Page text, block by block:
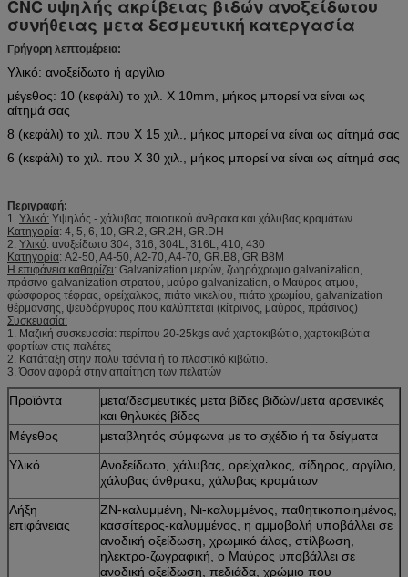
CNC υψηλής ακρίβειας βιδών ανοξείδωτου
συνήθειας μετα δεσμευτική κατεργασία
Γρήγορη λεπτομέρεια:
Υλικό: ανοξείδωτο ή αργίλιο
μέγεθος: 10 (κεφάλι) το χιλ. Χ 10mm, μήκος μπορεί να είναι ως
αίτημά σας
8 (κεφάλι) το χιλ. που Χ 15 χιλ., μήκος μπορεί να είναι ως αίτημά σας
6 (κεφάλι) το χιλ. που Χ 30 χιλ., μήκος μπορεί να είναι ως αίτημά σας
Περιγραφή:
1. Υλικό: Υψηλός - χάλυβας ποιοτικού άνθρακα και χάλυβας κραμάτων
Κατηγορία: 4, 5, 6, 10, GR.2, GR.2H, GR.DH
2. Υλικό: ανοξείδωτο 304, 316, 304L, 316L, 410, 430
Κατηγορία: A2-50, A4-50, A2-70, A4-70, GR.B8, GR.B8M
Η επιφάνεια καθαρίζει: Galvanization μερών, ζωηρόχρωμο galvanization,
πράσινο galvanization στρατού, μαύρο galvanization, ο Μαύρος ατμού,
φώσφορος τέφρας, ορείχαλκος, πιάτο νικελίου, πιάτο χρωμίου, galvanization
θέρμανσης, ψευδάργυρος που καλύπτεται (κίτρινος, μαύρος, πράσινος)
Συσκευασία:
1. Μαζική συσκευασία: περίπου 20-25kgs ανά χαρτοκιβώτιο, χαρτοκιβώτια
φορτίων στις παλέτες
2. Κατάταξη στην πολυ τσάντα ή το πλαστικό κιβώτιο.
3. Όσον αφορά στην απαίτηση των πελατών
Προϊόντα
μετα/δεσμευτικές μετα βίδες βιδών/μετα αρσενικές
και θηλυκές βίδες
Μέγεθος
μεταβλητός σύμφωνα με το σχέδιο ή τα δείγματα
Υλικό
Ανοξείδωτο, χάλυβας, ορείχαλκος, σίδηρος, αργίλιο,
χάλυβας άνθρακα, χάλυβας κραμάτων
Λήξη
επιφάνειας
ZN-καλυμμένη, Νι-καλυμμένος, παθητικοποιημένος,
κασσίτερος-καλυμμένος, η αμμοβολή υποβάλλει σε
ανοδική οξείδωση, χρωμικό άλας, στίλβωση,
ηλεκτρο-ζωγραφική, ο Μαύρος υποβάλλει σε
ανοδική οξείδωση, πεδιάδα, χρώμιο που